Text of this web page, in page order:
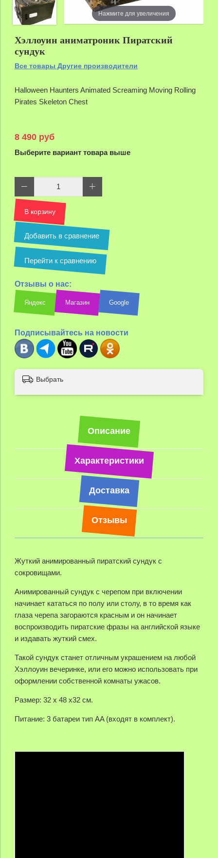
Нажмите для увеличения
Хэллоуин аниматроник Пиратский
сундук
Все товары Другие производители
Halloween Haunters Animated Screaming Moving Rolling
Pirates Skeleton Chest
8 490 руб
Выберите вариант товара выше
В корзину
Добавить в сравнение
Перейти к сравнению
Отзывы о нас:
Яндекс Магазин Google
Подписывайтесь на новости
Выбрать
Описание
Характеристики
Доставка
Отзывы
Жуткий анимированный пиратский сундук с
сокровищами.
Анимированный сундук с черепом при включении
начинает кататься по полу или столу, в то время как
глаза черепа загораются красным и он начинает
воспроизводить пиратские фразы на английской языке
и издавать жуткий смех.
Такой сундук станет отличным украшением на любой
Хэллоуин вечеринке, или его можно использовать при
оформлении собственной комнаты ужасов.
Размер: 32 х 48 х32 см.
Питание: 3 батареи тип AA (входят в комплект).